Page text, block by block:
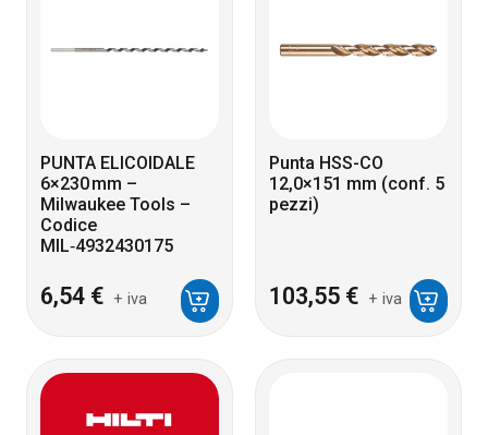
PUNTA ELICOIDALE
6×230 mm –
Milwaukee Tools –
Codice
MIL‑4932430175
6,54 € + iva
Punta HSS-CO
12,0×151 mm (conf. 5
pezzi)
103,55 € + iva